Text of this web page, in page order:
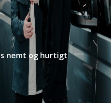
nemt og hurtigt